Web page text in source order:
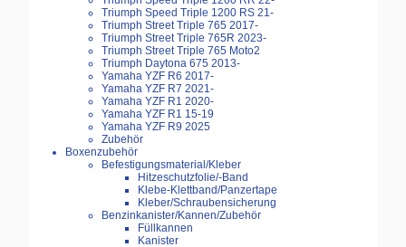
Triumph Speed Triple 1200 RS 21-
Triumph Street Triple 765 2017-
Triumph Street Triple 765R 2023-
Triumph Street Triple 765 Moto2
Triumph Daytona 675 2013-
Yamaha YZF R6 2017-
Yamaha YZF R7 2021-
Yamaha YZF R1 2020-
Yamaha YZF R1 15-19
Yamaha YZF R9 2025
Zubehör
Boxenzubehör
Befestigungsmaterial/Kleber
Hitzeschutzfolie/-Band
Klebe-Klettband/Panzertape
Kleber/Schraubensicherung
Benzinkanister/Kannen/Zubehör
Füllkannen
Kanister